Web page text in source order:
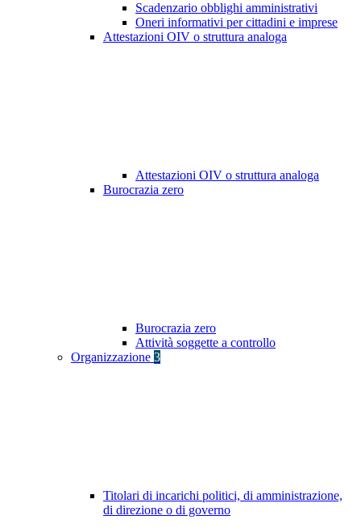
Scadenzario obblighi amministrativi
Oneri informativi per cittadini e imprese
Attestazioni OIV o struttura analoga
Attestazioni OIV o struttura analoga
Burocrazia zero
Burocrazia zero
Attività soggette a controllo
Organizzazione 3
Titolari di incarichi politici, di amministrazione,
di direzione o di governo